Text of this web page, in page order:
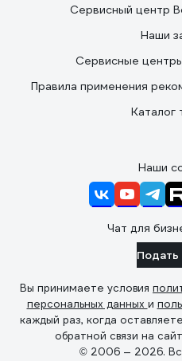
Сервисный центр
Наши
Сервисные
Правила применения
Каталог
Наши
Чат для
Подать
Вы принимаете условия
персональных данных и
каждый раз, когда
обратной связи на
© 2006 — 2026.